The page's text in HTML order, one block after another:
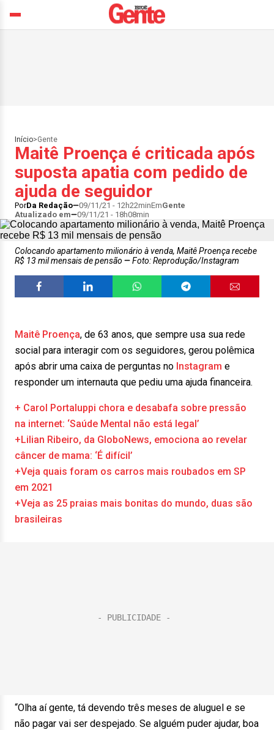
Início>Gente
Maitê Proença é criticada após
suposta apatia com pedido de
ajuda de seguidor
PorDa Redação 09/11/21 - 12h22minEmGente
Atualizado em
09/11/21 - 18h08min
Colocando apartamento milionário à venda, Maitê Proença recebe
R$ 13 mil mensais de pensão
Foto: Reprodução/Instagram
Maitê Proença, de 63 anos, que sempre usa sua rede
social para interagir com os seguidores, gerou polêmica
após abrir uma caixa de perguntas no Instagram e
responder um internauta que pediu uma ajuda financeira.
+ Carol Portaluppi chora e desabafa sobre pressão
na internet: ‘Saúde Mental não está legal’
+Lilian Ribeiro, da GloboNews, emociona ao revelar
câncer de mama: ‘É difícil’
+Veja quais foram os carros mais roubados em SP
em 2021
+Veja as 25 praias mais bonitas do mundo, duas são
brasileiras
“Olha aí gente, tá devendo três meses de aluguel e se
não pagar vai ser despejado. Se alguém puder ajudar, boa